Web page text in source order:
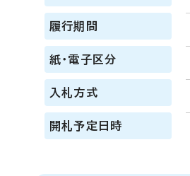
履行期間
紙・電子区分
入札方式
開札予定日時